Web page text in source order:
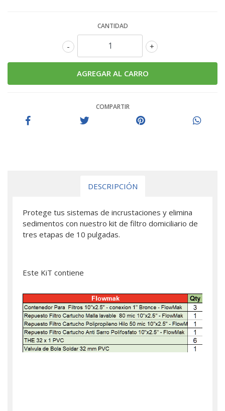
CANTIDAD
+
-
COMPARTIR
DESCRIPCIÓN
Protege tus sistemas de incrustaciones y elimina
sedimentos con nuestro kit de filtro domiciliario de
tres etapas de 10 pulgadas.
Este KiT contiene